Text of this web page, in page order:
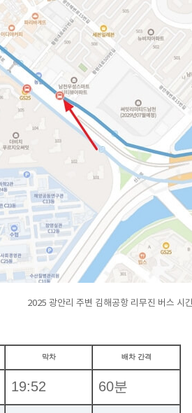
2025 광안리 주변 김해공항 리무진 버스 시
막차 배차 간격
19:52 60분